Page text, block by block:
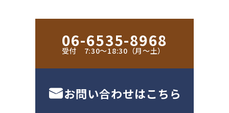
06-6535-8968
受付 7:30〜18:30（月〜土）
お問い合わせはこちら